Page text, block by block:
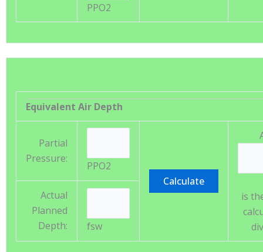
PPO2
Equivalent Air Depth
Partial
Pressure:
PPO2
is
Actual
Planned
Depth:
fsw